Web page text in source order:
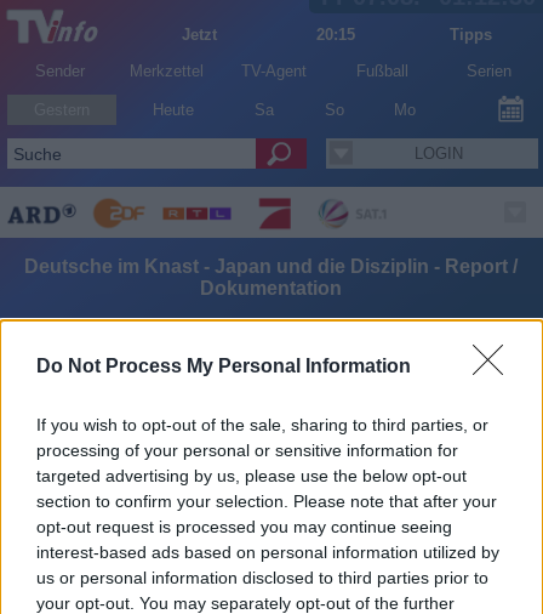
Do Not Process My Personal Information
If you wish to opt-out of the sale, sharing to third parties, or
processing of your personal or sensitive information for
targeted advertising by us, please use the below opt-out
section to confirm your selection. Please note that after your
opt-out request is processed you may continue seeing
interest-based ads based on personal information utilized by
us or personal information disclosed to third parties prior to
your opt-out. You may separately opt-out of the further
Jetzt 20:15
Tipps
Sender
Merkzettel TV-Agent Fußball Serien
Heute Sa So Mo
LOGIN
Alle Sender
Deutsche im Knast - Japan und die Disziplin - Report /
Dokumentation